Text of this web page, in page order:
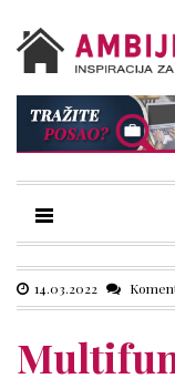
14.03.2022